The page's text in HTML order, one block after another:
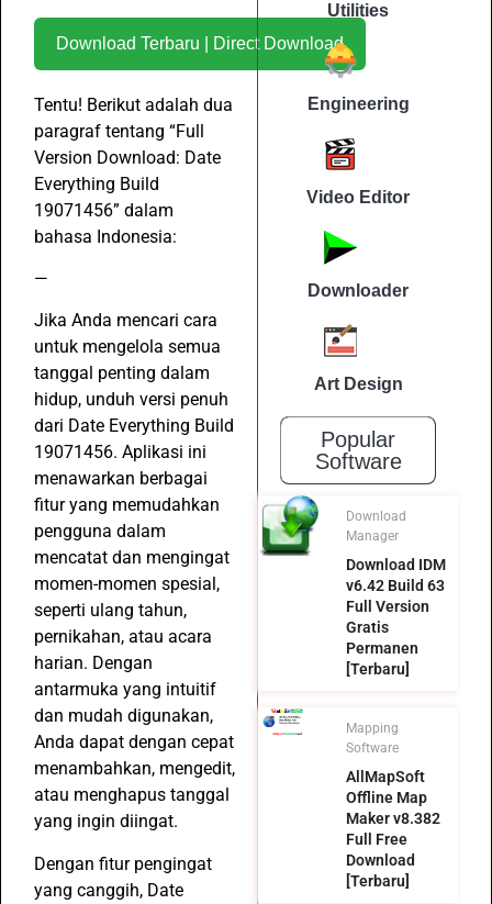
Download Terbaru | Direct Download
Tentu! Berikut adalah dua
paragraf tentang “Full
Version Download: Date
Everything Build
19071456” dalam
bahasa Indonesia:
—
Jika Anda mencari cara
untuk mengelola semua
tanggal penting dalam
hidup, unduh versi penuh
dari Date Everything Build
19071456. Aplikasi ini
menawarkan berbagai
fitur yang memudahkan
pengguna dalam
mencatat dan mengingat
momen-momen spesial,
seperti ulang tahun,
pernikahan, atau acara
harian. Dengan
antarmuka yang intuitif
dan mudah digunakan,
Anda dapat dengan cepat
menambahkan, mengedit,
atau menghapus tanggal
yang ingin diingat.
Dengan fitur pengingat
yang canggih, Date
Utilities
Engineering
Video Editor
Downloader
Art Design
Popular
Software
Download
Manager
Download IDM
v6.42 Build 63
Full Version
Gratis
Permanen
[Terbaru]
Mapping
Software
AllMapSoft
Offline Map
Maker v8.382
Full Free
Download
[Terbaru]